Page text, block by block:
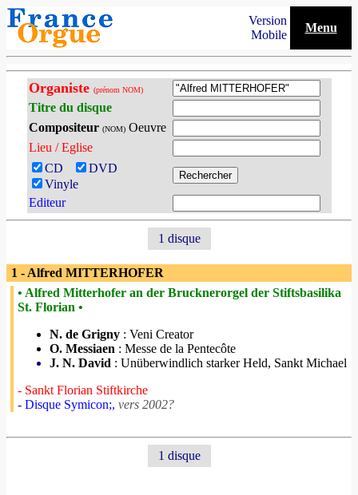
Version
Mobile
Menu
Organiste (prénom NOM)
Titre du disque
Compositeur (NOM)Oeuvre
Lieu / Eglise
CD
DVD
Vinyle
Editeur
1 disque
1 - Alfred MITTERHOFER
• Alfred Mitterhofer an der Brucknerorgel der Stiftsbasilika
St. Florian •
N. de Grigny : Veni Creator
O. Messiaen : Messe de la Pentecôte
J. N. David : Unüberwindlich starker Held, Sankt Michael
- Sankt Florian Stiftkirche
- Disque Symicon;, vers 2002?
1 disque